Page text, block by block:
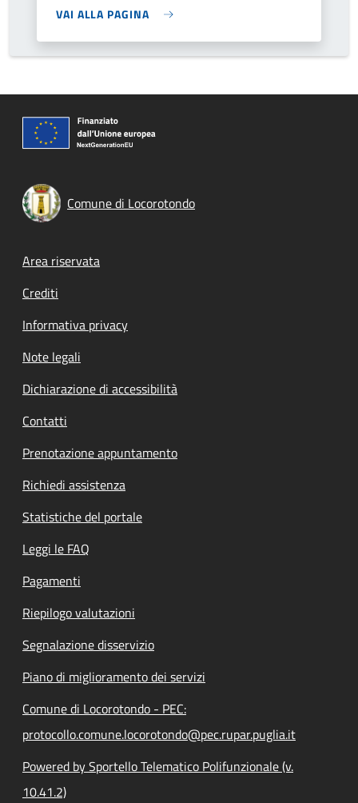
VAI ALLA PAGINA
Comune di Locorotondo
Footer menu
Area riservata
Crediti
Informativa privacy
Note legali
Dichiarazione di accessibilità
Contatti
Prenotazione appuntamento
Richiedi assistenza
Statistiche del portale
Leggi le FAQ
Pagamenti
Riepilogo valutazioni
Segnalazione disservizio
Piano di miglioramento dei servizi
Comune di Locorotondo - PEC:
protocollo.comune.locorotondo@pec.rupar.puglia.it
Powered by Sportello Telematico Polifunzionale (v.
10.41.2)